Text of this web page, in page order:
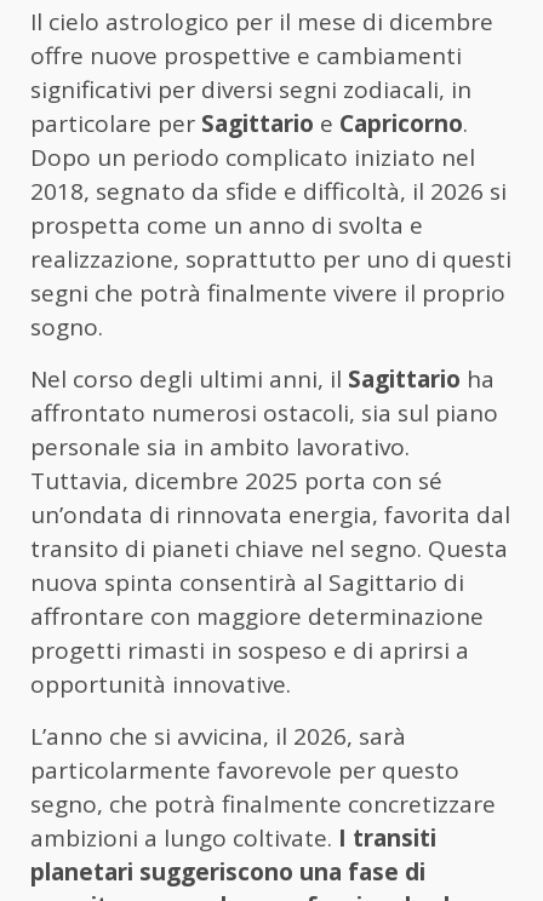
Il cielo astrologico per il mese di dicembre
offre nuove prospettive e cambiamenti
significativi per diversi segni zodiacali, in
particolare per Sagittario e Capricorno.
Dopo un periodo complicato iniziato nel
2018, segnato da sfide e difficoltà, il 2026 si
prospetta come un anno di svolta e
realizzazione, soprattutto per uno di questi
segni che potrà finalmente vivere il proprio
sogno.
Nel corso degli ultimi anni, il Sagittario ha
affrontato numerosi ostacoli, sia sul piano
personale sia in ambito lavorativo.
Tuttavia, dicembre 2025 porta con sé
un’ondata di rinnovata energia, favorita dal
transito di pianeti chiave nel segno. Questa
nuova spinta consentirà al Sagittario di
affrontare con maggiore determinazione
progetti rimasti in sospeso e di aprirsi a
opportunità innovative.
L’anno che si avvicina, il 2026, sarà
particolarmente favorevole per questo
segno, che potrà finalmente concretizzare
ambizioni a lungo coltivate. I transiti
planetari suggeriscono una fase di